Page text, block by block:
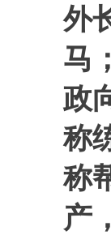
外
马
政
称
称
产